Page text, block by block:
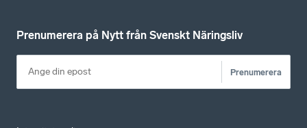
Prenumerera på Nytt från Svenskt Näringsliv
Prenumerera